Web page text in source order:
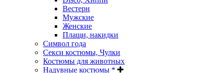
Вестерн
Мужские
Женские
Плащи, накидки
Символ года
Секси костюмы, Чулки
Костюмы для животных
Надувные костюмы *